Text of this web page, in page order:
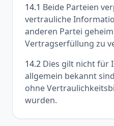
14.1 Beide Parteien
vertrauliche
anderen Partei
Vertragserfüllung zu
14.2 Dies gilt nicht für
allgemein bekannt
ohne
wurden.